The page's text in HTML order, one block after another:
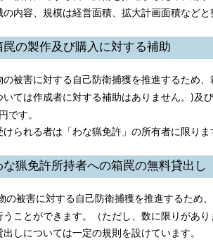
内容、規模は経営面積、拡大計画面積などと
の製作及び購入に対する補助
被害に対する自己防衛捕獲を推進するため
いては作成者に対する補助はありません。)及
です。
られる者は「わな猟免許」の所有者に限りま
猟免許所持者への箱罠の無料貸出し
被害に対する自己防衛捕獲を推進するため
ことができます。（ただし、数に限りがあり
しについては一定の規則を設けています。